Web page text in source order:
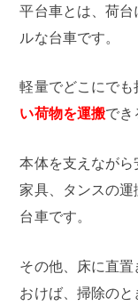
平台車とは、荷
ルな台車です。
軽量でどこにで
い荷物を運搬でき
本体を支えなが
家具、タンスの
台車です。
その他、床に直
おけば、掃除のと